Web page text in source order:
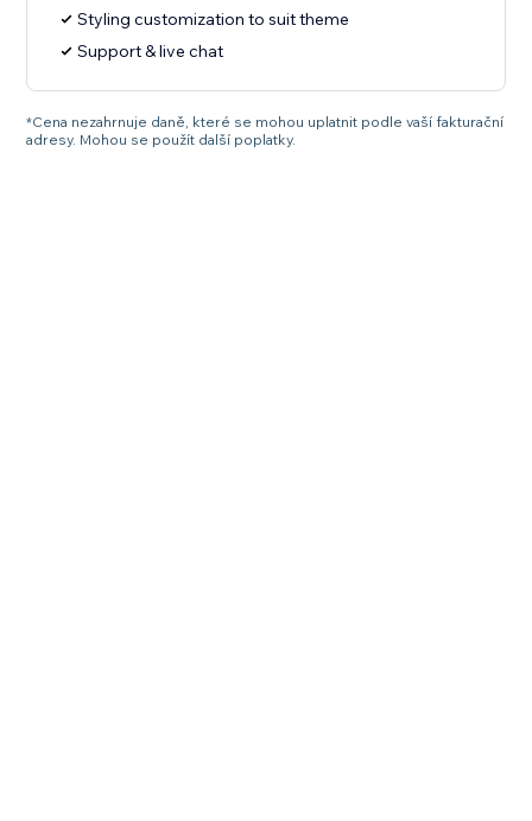
Styling customization to suit theme
Support & live chat
*Cena nezahrnuje daně, které se mohou uplatnit podle vaší fakturační
adresy. Mohou se použít další poplatky.